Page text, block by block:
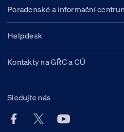
Poradenské a informační
Helpdesk
Kontakty na GŘC a CÚ
Sledujte nás
Facebook účet Celní správy ČR
X účet Celní správy ČR
Youtube účet